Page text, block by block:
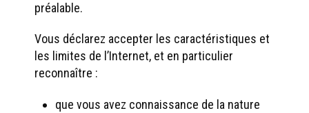
préalable.
Vous déclarez accepter les caractéristiques et
les limites de l’Internet, et en particulier
reconnaître :
que vous avez connaissance de la nature